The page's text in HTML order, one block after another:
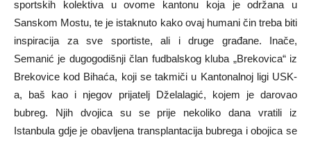
sportskih kolektiva u ovome kantonu koja je održana u
Sanskom Mostu, te je istaknuto kako ovaj humani čin treba biti
inspiracija za sve sportiste, ali i druge građane. Inače,
Semanić je dugogodišnji član fudbalskog kluba „Brekovica“ iz
Brekovice kod Bihaća, koji se takmiči u Kantonalnoj ligi USK-
a, baš kao i njegov prijatelj Dželalagić, kojem je darovao
bubreg. Njih dvojica su se prije nekoliko dana vratili iz
Istanbula gdje je obavljena transplantacija bubrega i obojica se